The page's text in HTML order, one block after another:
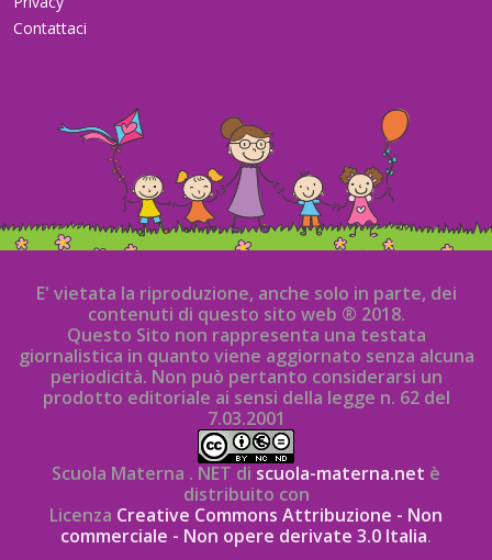
Contattaci
E' vietata la riproduzione, anche solo in parte, dei
contenuti di questo sito web ® 2018.
Questo Sito non rappresenta una testata
giornalistica in quanto viene aggiornato senza alcuna
periodicità. Non può pertanto considerarsi un
prodotto editoriale ai sensi della legge n. 62 del
7.03.2001
Scuola Materna . NET di scuola-materna.net è
distribuito con
Licenza Creative Commons Attribuzione - Non
commerciale - Non opere derivate 3.0 Italia.